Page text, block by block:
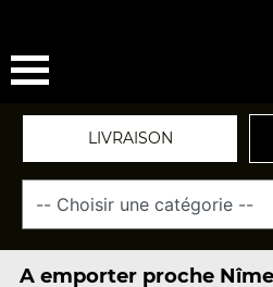
LIVRAISON
A emporter proche